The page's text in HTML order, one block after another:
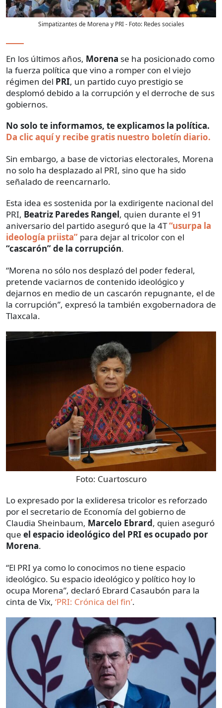
Simpatizantes de Morena y PRI- Foto: Redes sociales
En los últimos años, Morena se ha posicionado como
la fuerza política que vino a romper con el viejo
régimen del PRI, un partido cuyo prestigio se
desplomó debido a la corrupción y el derroche de sus
gobiernos.
No solo te informamos, te explicamos la política.
Da clic aquí y recibe gratis nuestro boletín diario.
Sin embargo, a base de victorias electorales, Morena
no solo ha desplazado al PRI, sino que ha sido
señalado de reencarnarlo.
Esta idea es sostenida por la exdirigente nacional del
PRI, Beatriz Paredes Rangel, quien durante el 91
aniversario del partido aseguró que la 4T“usurpa la
ideología priista” para dejar al tricolor con el
“cascarón” de la corrupción.
“Morena no sólo nos desplazó del poder federal,
pretende vaciarnos de contenido ideológico y
dejarnos en medio de un cascarón repugnante, el de
la corrupción”, expresó la también exgobernadora de
Tlaxcala.
Foto: Cuartoscuro
Lo expresado por la exlideresa tricolor es reforzado
por el secretario de Economía del gobierno de
Claudia Sheinbaum, Marcelo Ebrard, quien aseguró
que el espacio ideológico del PRI es ocupado por
Morena.
“El PRI ya como lo conocimos no tiene espacio
ideológico. Su espacio ideológico y político hoy lo
ocupa Morena”, declaró Ebrard Casaubón para la
cinta de Vix, ‘PRI: Crónica del fin’.